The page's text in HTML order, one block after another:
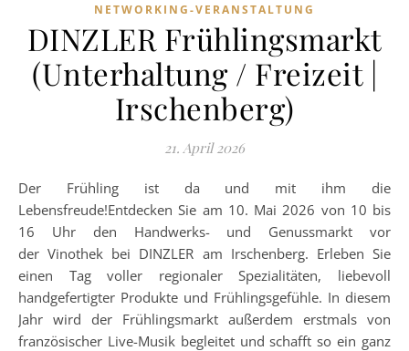
NETWORKING-VERANSTALTUNG
DINZLER Frühlingsmarkt
(Unterhaltung / Freizeit |
Irschenberg)
21. April 2026
Der Frühling ist da und mit ihm die
Lebensfreude!Entdecken Sie am 10. Mai 2026 von 10 bis
16 Uhr den Handwerks- und Genussmarkt vor
der Vinothek bei DINZLER am Irschenberg. Erleben Sie
einen Tag voller regionaler Spezialitäten, liebevoll
handgefertigter Produkte und Frühlingsgefühle. In diesem
Jahr wird der Frühlingsmarkt außerdem erstmals von
französischer Live-Musik begleitet und schafft so ein ganz